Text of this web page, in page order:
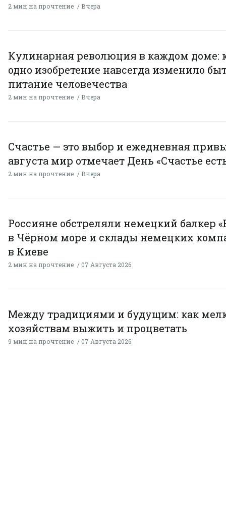
2 мин на прочтение Вчера
Кулинарная революция в каждом доме:
одно изобретение навсегда изменило
питание человечества
2 мин на прочтение Вчера
Счастье — это выбор и ежедневная
августа мир отмечает День «Счастье
2 мин на прочтение Вчера
Россияне обстреляли немецкий балкер
в Чёрном море и склады немецких
в Киеве
2 мин на прочтение 07 Августа 2026
Между традициями и будущим: как
хозяйствам выжить и процветать
9 мин на прочтение 07 Августа 2026